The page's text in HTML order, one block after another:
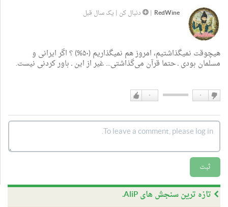
RedWine
| دنبال کن | یک سال قبل
هیچوقت نمیگذاشتیم، امروز هم نمیگذاریم (۵۰%) ؟ اگر ایرانی و
مسلمان بودی ـ حتما قرآن می‌‌گذاشتی‌... غیر از این ـ باور کردنی نیست.
دارم
۰ ۰
نداشتن
ثبت
تازه ترین سنجش های AliP.